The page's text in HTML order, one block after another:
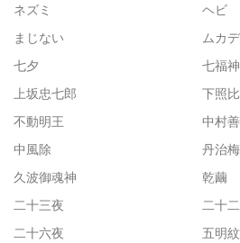
ネズミ
ヘビ
まじない
ムカデ
七夕
七福神
上坂忠七郎
下照
不動明王
中村
中風除
丹治
久波御魂神
乾繭
二十三夜
二十
二十六夜
五明